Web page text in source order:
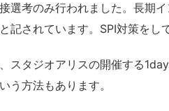
選考のみ行われました。長期
されています。SPI対策をし
スタジオアリスの開催する
う方法もあります。